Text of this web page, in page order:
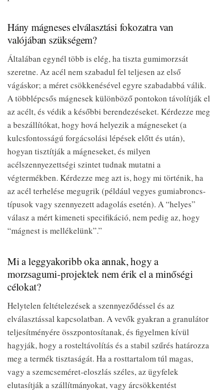
Hány mágneses elválasztási fokozatra van
valójában szükségem?
Általában egynél több is elég, ha tiszta gumimorzsát
szeretne. Az acél nem szabadul fel teljesen az első
vágáskor; a méret csökkenésével egyre szabadabbá válik.
A többlépcsős mágnesek különböző pontokon távolítják el
az acélt, és védik a későbbi berendezéseket. Kérdezze meg
a beszállítókat, hogy hová helyezik a mágneseket (a
kulcsfontosságú forgácsolási lépések előtt és után),
hogyan tisztítják a mágneseket, és milyen
acélszennyezettségi szintet tudnak mutatni a
végtermékben. Kérdezze meg azt is, hogy mi történik, ha
az acél terhelése megugrik (például vegyes gumiabroncs-
típusok vagy szennyezett adagolás esetén). A “helyes”
válasz a mért kimeneti specifikáció, nem pedig az, hogy
“mágnest is mellékelünk”.”
Mi a leggyakoribb oka annak, hogy a
morzsagumi-projektek nem érik el a minőségi
célokat?
Helytelen feltételezések a szennyeződéssel és az
elválasztással kapcsolatban. A vevők gyakran a granulátor
teljesítményére összpontosítanak, és figyelmen kívül
hagyják, hogy a rosteltávolítás és a stabil szűrés határozza
meg a termék tisztaságát. Ha a rosttartalom túl magas,
vagy a szemcseméret-eloszlás széles, az ügyfelek
elutasítják a szállítmányokat, vagy árcsökkentést